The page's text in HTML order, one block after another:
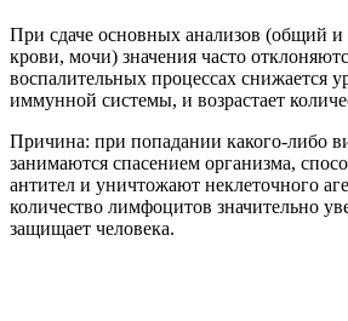
При сдаче основных анализов (общий
крови, мочи) значения часто
воспалительных процессах снижается
иммунной системы, и возрастает
Причина: при попадании какого-либо
занимаются спасением организма,
антител и уничтожают неклеточного
количество лимфоцитов значительно
защищает человека.